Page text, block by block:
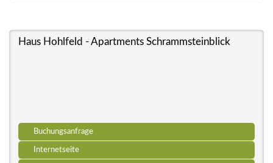
Haus Hohlfeld - Apartments Schrammsteinblick
Buchungsanfrage
Internetseite